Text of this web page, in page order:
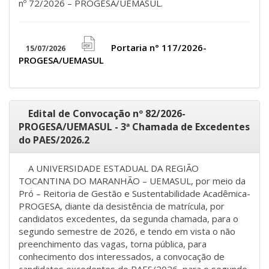
nº 72/2026 – PROGESA/UEMASUL.
15/07/2026
file
icon
Portaria n° 117/2026-
PROGESA/UEMASUL
Edital de Convocação nº 82/2026-
PROGESA/UEMASUL - 3ª Chamada de Excedentes
do PAES/2026.2
A UNIVERSIDADE ESTADUAL DA REGIÃO
TOCANTINA DO MARANHÃO – UEMASUL, por meio da
Pró – Reitoria de Gestão e Sustentabilidade Acadêmica-
PROGESA, diante da desistência de matrícula, por
candidatos excedentes, da segunda chamada, para o
segundo semestre de 2026, e tendo em vista o não
preenchimento das vagas, torna pública, para
conhecimento dos interessados, a convocação de